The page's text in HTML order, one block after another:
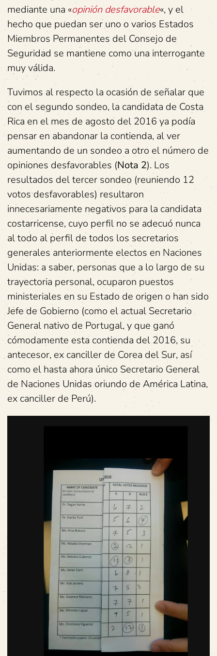
mediante una «opinión desfavorable«, y el
hecho que puedan ser uno o varios Estados
Miembros Permanentes del Consejo de
Seguridad se mantiene como una interrogante
muy válida.
Tuvimos al respecto la ocasión de señalar que
con el segundo sondeo, la candidata de Costa
Rica en el mes de agosto del 2016 ya podía
pensar en abandonar la contienda, al ver
aumentando de un sondeo a otro el número de
opiniones desfavorables (Nota 2). Los
resultados del tercer sondeo (reuniendo 12
votos desfavorables) resultaron
innecesariamente negativos para la candidata
costarricense, cuyo perfil no se adecuó nunca
al todo al perfil de todos los secretarios
generales anteriormente electos en Naciones
Unidas: a saber, personas que a lo largo de su
trayectoria personal, ocuparon puestos
ministeriales en su Estado de origen o han sido
Jefe de Gobierno (como el actual Secretario
General nativo de Portugal, y que ganó
cómodamente esta contienda del 2016, su
antecesor, ex canciller de Corea del Sur, así
como el hasta ahora único Secretario General
de Naciones Unidas oriundo de América Latina,
ex canciller de Perú).